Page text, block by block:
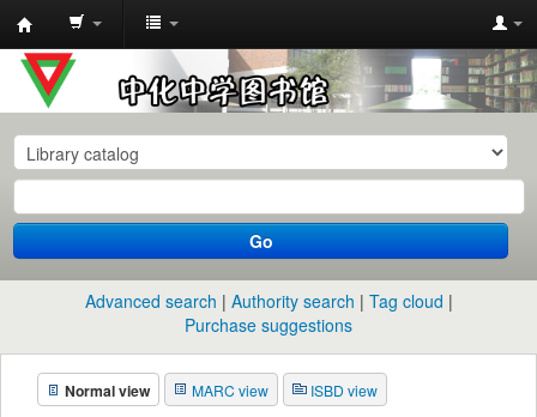
中
化
中
学
图
书
馆
目
录
Go
Advanced search Authority search
Tag cloud
Purchase suggestions
Normal view MARC view ISBD view